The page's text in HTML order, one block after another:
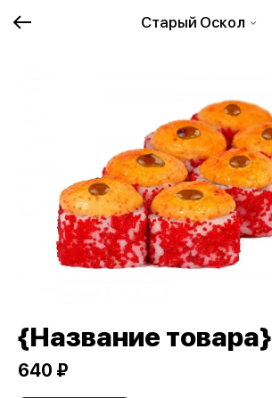
Старый Оскол
{Название товара}
640 ₽